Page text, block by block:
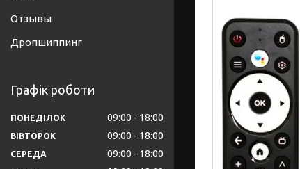
Отзывы
Дропшиппинг
Графік роботи
ПОНЕДІЛОК 09:00 18:00
ВІВТОРОК 09:00 18:00
СЕРЕДА 09:00 18:00